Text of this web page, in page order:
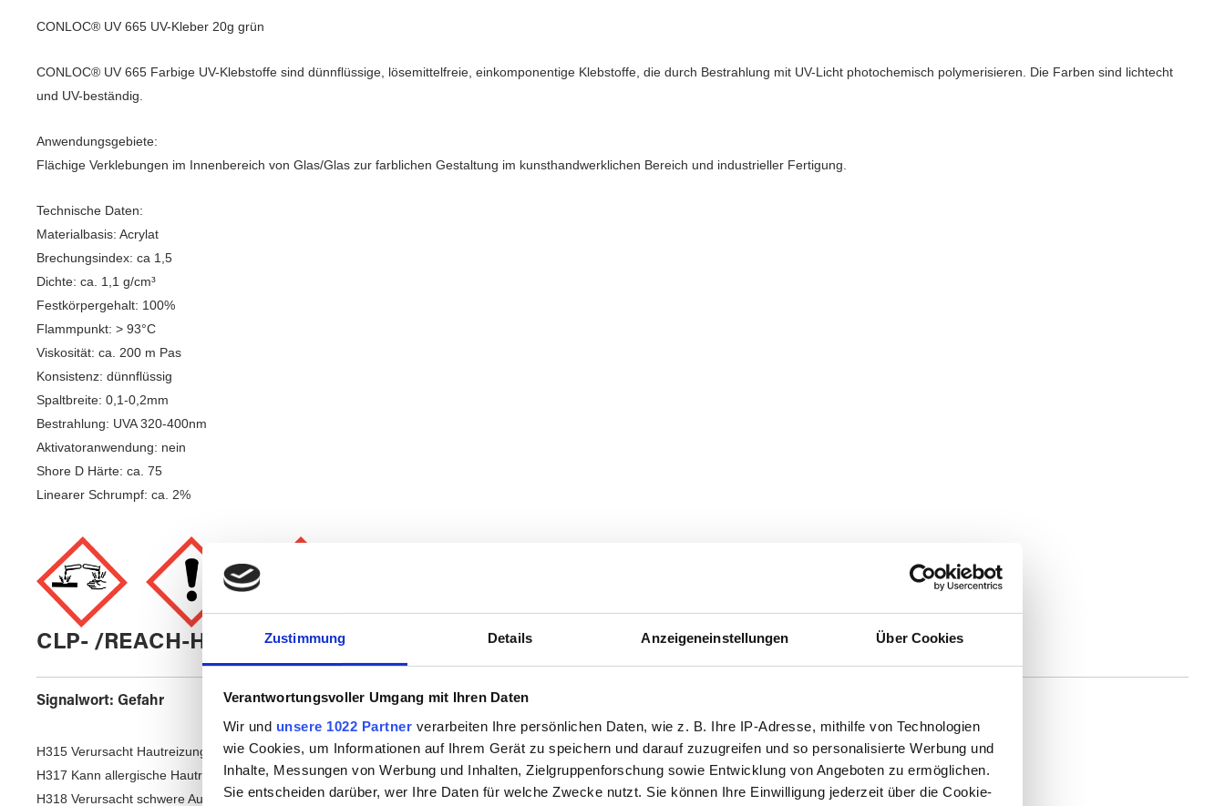
Zustimmung Details Anzeigeneinstellungen Über Cookies
Verantwortungsvoller Umgang mit Ihren Daten
Wir und unsere 1022 Partner verarbeiten Ihre persönlichen Daten, wie z. B. Ihre IP-Adresse, mithilfe von Technologien
wie Cookies, um Informationen auf Ihrem Gerät zu speichern und darauf zuzugreifen und so personalisierte Werbung und
Inhalte, Messungen von Werbung und Inhalten, Zielgruppenforschung sowie Entwicklung von Angeboten zu ermöglichen.
Sie entscheiden darüber, wer Ihre Daten für welche Zwecke nutzt. Sie können Ihre Einwilligung jederzeit über die Cookie-
CONLOC® UV 665 UV-Kleber 20g grün
CONLOC® UV 665 Farbige UV-Klebstoffe sind dünnflüssige, lösemittelfreie, einkomponentige Klebstoffe, die durch Bestrahlung mit UV-Licht photochemisch polymerisieren. Die Farben sind lichtecht
und UV-beständig.
Anwendungsgebiete:
Flächige Verklebungen im Innenbereich von Glas/Glas zur farblichen Gestaltung im kunsthandwerklichen Bereich und industrieller Fertigung.
Technische Daten:
Materialbasis: Acrylat
Brechungsindex: ca 1,5
Dichte: ca. 1,1 g/cm³
Festkörpergehalt: 100%
Flammpunkt: > 93°C
Viskosität: ca. 200 m Pas
Konsistenz: dünnflüssig
Spaltbreite: 0,1-0,2mm
Bestrahlung: UVA 320-400nm
Aktivatoranwendung: nein
Shore D Härte: ca. 75
Linearer Schrumpf: ca. 2%
CLP- /REACH-Hinweise
Signalwort: Gefahr
H315 Verursacht Hautreizungen.
H317 Kann allergische Hautreaktionen verursachen.
H318 Verursacht schwere Augenschäden.